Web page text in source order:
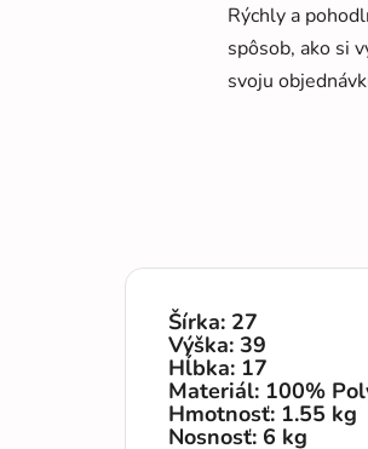
Rýchly a
spôsob, ako si
svoju
Šírka: 27
Výška: 39
Hĺbka: 17
Materiál: 100%
Hmotnosť: 1.55 kg
Nosnosť: 6 kg